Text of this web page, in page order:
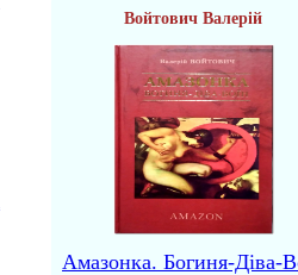
Войтович Валерій
Амазонка. Богиня-Діва-